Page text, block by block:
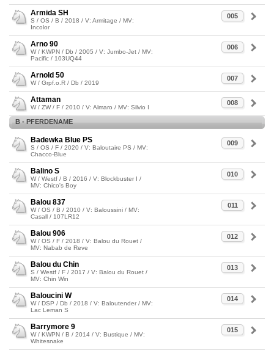
005
Armida SH
S / OS / B / 2018 / V: Armitage / MV:
Incolor
006
Arno 90
W / KWPN / Db / 2005 / V: Jumbo-Jet / MV:
Pacific / 103UQ44
007
Arnold 50
W / Grpf.o.R / Db / 2019
008
Attaman
W / ZW / F / 2010 / V: Almaro / MV: Silvio I
B - PFERDENAME
009
Badewka Blue PS
S / OS / F / 2020 / V: Baloutaire PS / MV:
Chacco-Blue
010
Balino S
W / Westf / B / 2016 / V: Blockbuster I /
MV: Chico's Boy
011
Balou 837
W / OS / B / 2010 / V: Baloussini / MV:
Casall / 107LR12
012
Balou 906
W / OS / F / 2018 / V: Balou du Rouet /
MV: Nabab de Reve
013
Balou du Chin
S / Westf / F / 2017 / V: Balou du Rouet /
MV: Chin Win
014
Baloucini W
W / DSP / Db / 2018 / V: Baloutender / MV:
Lac Leman S
015
Barrymore 9
W / KWPN / B / 2014 / V: Bustique / MV:
Whitesnake